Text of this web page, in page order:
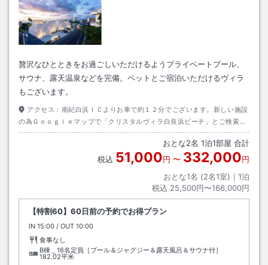
贅沢なひとときをお過ごしいただけるようプライベートプール、
サウナ、露天温泉などを完備。ペットとご宿泊いただけるヴィラ
もございます。
アクセス： 南紀白浜ＩＣよりお車で約１２分でございます。新しい施設
の為Ｇｏｏｇｌｅマップで「クリスタルヴィラ白良浜ビーチ」とご検索い
ただくか、「ホテルシーモア」を目指してお越しください。
おとな2名 1泊1部屋 合計
税込 51,000円 〜 332,000円
おとな1名 (2名1室)｜ 1泊
税込 25,500円〜166,000円
【特割60】60日前の予約でお得プラン
IN チェックイン
15:00 / OUT チェックアウト
10:00
食事なし
B棟＿16名定員［プール＆ジャグジー＆露天風呂＆サウナ付］
182.02平米